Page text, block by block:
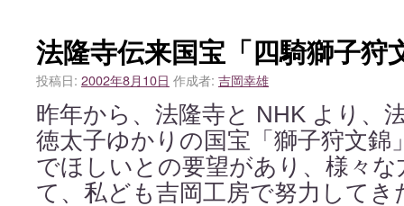
法隆寺伝来国宝「四騎獅子狩
投稿日: 2002年8月10日 作成者: 吉岡幸雄
昨年から、法隆寺と NHK より、
徳太子ゆかりの国宝「獅子狩文錦
でほしいとの要望があり、様々
て、私ども吉岡工房で努力してき